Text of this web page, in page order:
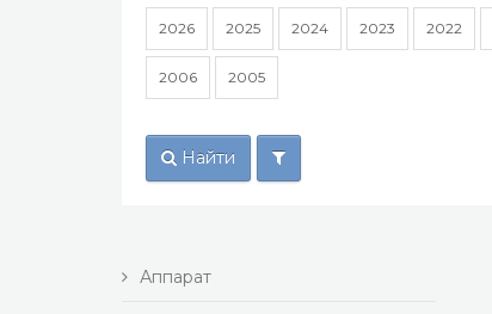
2026 2025 2024 2023 2022
2006 2005
Найти
Аппарат